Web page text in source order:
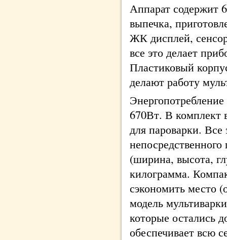
Аппарат содержит
выпечка,
ЖК дисплей,
все это делает
Пластиковый
делают работу
670Вт. В комплект
для пароварки.
(ширина, высота,
килограмма.
сэкономить место
модель
которые остались
обеспечивает всю